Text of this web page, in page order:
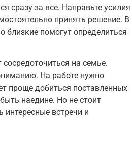
сразу за все. Направьте усилия
принять решение. В
близкие помогут определиться
на семье.
На работе нужно
проще добиться поставленных
наедине. Но не стоит
интересные встречи и